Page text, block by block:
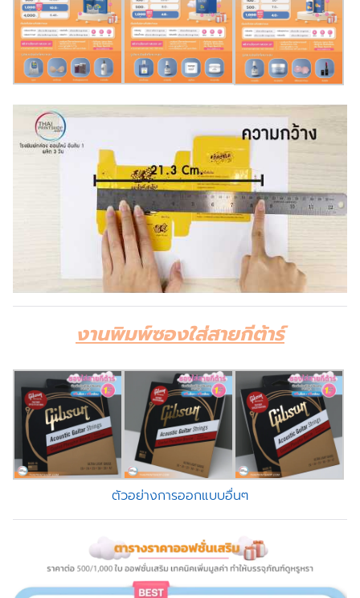
งานพิมพ์ซองใส่สายกีต้าร์
ตัวอย่างการออกแบบอื่นๆ